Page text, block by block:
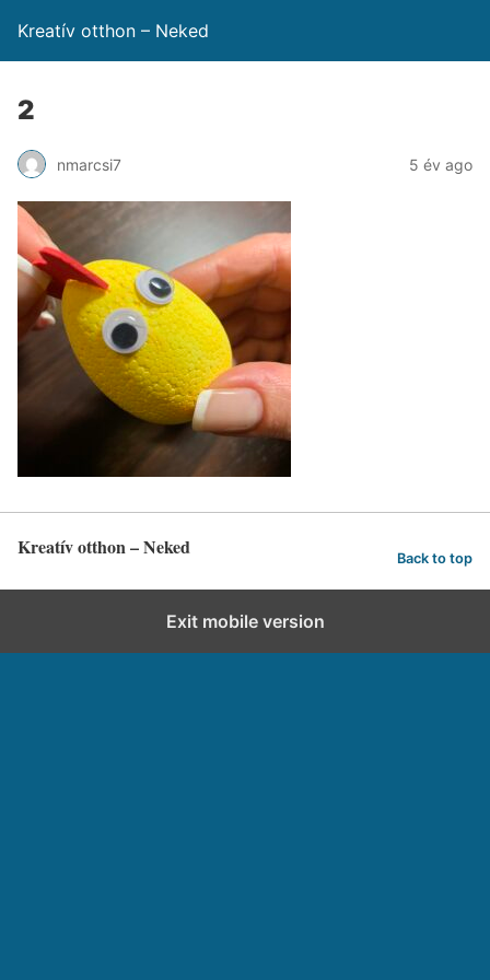
Kreatív otthon – Neked
2
nmarcsi7 5 év ago
Kreatív otthon – Neked Back to top
Exit mobile version